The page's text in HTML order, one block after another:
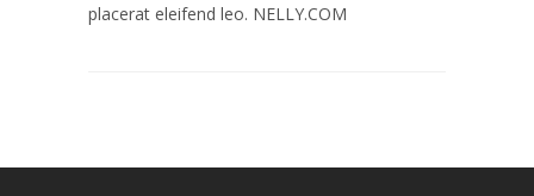
placerat eleifend leo. NELLY.COM